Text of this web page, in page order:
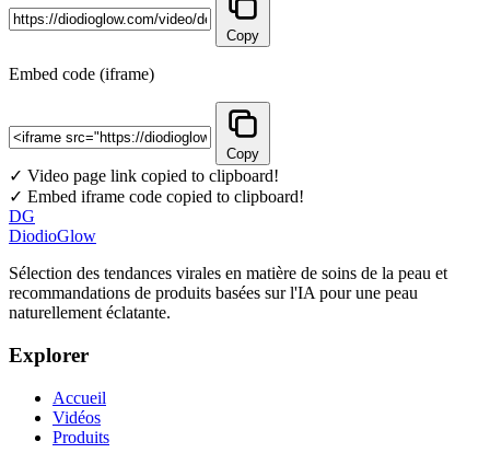
Copy
Embed code (iframe)
Copy
✓ Video page link copied to clipboard!
✓ Embed iframe code copied to clipboard!
DG
DiodioGlow
Sélection des tendances virales en matière de soins de la peau et
recommandations de produits basées sur l'IA pour une peau
naturellement éclatante.
Explorer
Accueil
Vidéos
Produits